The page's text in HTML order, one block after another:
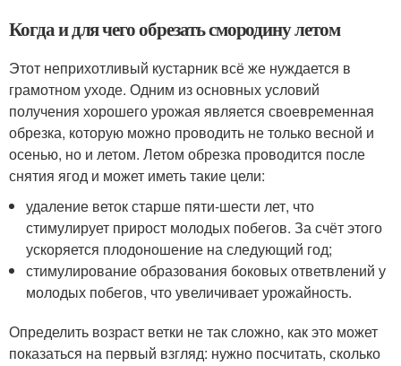
Когда и для чего обрезать смородину летом
Этот неприхотливый кустарник всё же нуждается в
грамотном уходе. Одним из основных условий
получения хорошего урожая является своевременная
обрезка, которую можно проводить не только весной и
осенью, но и летом. Летом обрезка проводится после
снятия ягод и может иметь такие цели:
удаление веток старше пяти-шести лет, что
стимулирует прирост молодых побегов. За счёт этого
ускоряется плодоношение на следующий год;
стимулирование образования боковых ответвлений у
молодых побегов, что увеличивает урожайность.
Определить возраст ветки не так сложно, как это может
показаться на первый взгляд: нужно посчитать, сколько